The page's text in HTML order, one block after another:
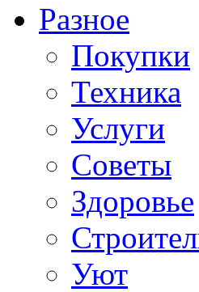
Разное
Покупки
Техника
Услуги
Советы
Здоровье
Уют